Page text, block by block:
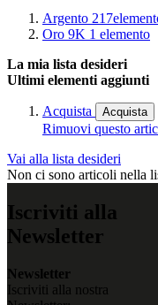
Argento 217
Oro 9K 1 elemento
La mia lista desideri
Ultimi elementi aggiunti
Acquista Acquista
Rimuovi questo
Vai alla lista desideri
Non ci sono articoli nella
Iscriviti alla
Newsletter
Newsletter
Iscriviti alla nostra